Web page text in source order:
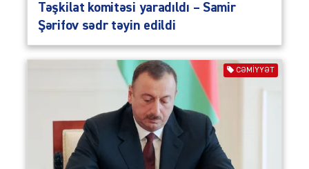
Təşkilat komitəsi yaradıldı – Samir
Şərifov sədr təyin edildi
CƏMIYYƏT